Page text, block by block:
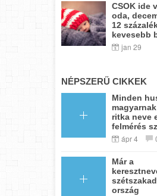
CSOK ide
oda,
12
kevesebb
jan 29
NÉPSZERŰ CIKKEK
Minden
ritka neve
felmérés
ápr 4
Már a
ország